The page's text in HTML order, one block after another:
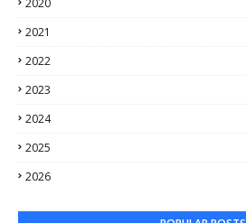
2020
2021
2022
2023
2024
2025
2026